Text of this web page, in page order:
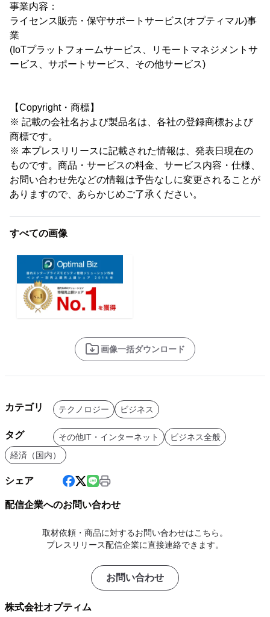
事業内容：
ライセンス販売・保守サポートサービス(オプティマル)事
業
(IoTプラットフォームサービス、リモートマネジメントサ
ービス、サポートサービス、その他サービス)
【Copyright・商標】
※ 記載の会社名および製品名は、各社の登録商標および
商標です。
※ 本プレスリリースに記載された情報は、発表日現在の
ものです。商品・サービスの料金、サービス内容・仕様、
お問い合わせ先などの情報は予告なしに変更されることが
ありますので、あらかじめご了承ください。
すべての画像
画像一括ダウンロード
カテゴリ テクノロジー ビジネス
タグ その他IT・インターネット
ビジネス全般
経済（国内）
シェア
配信企業へのお問い合わせ
取材依頼・商品に対するお問い合わせはこちら。
プレスリリース配信企業に直接連絡できます。
お問い合わせ
株式会社オプティム